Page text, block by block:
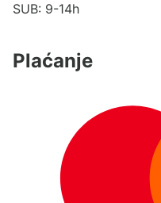
SUB: 9-14h
Plaćanje